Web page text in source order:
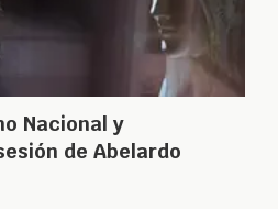
Nacional y
de Abelardo